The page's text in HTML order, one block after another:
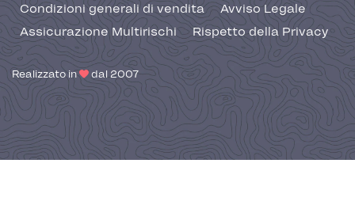
Condizioni generali di vendita
Avviso Legale
Assicurazione Multirischi
Rispetto della Privacy
Realizzato in dal 2007